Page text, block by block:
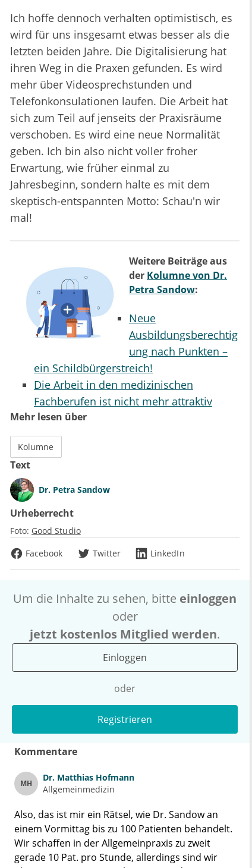
Ich hoffe dennoch verhalten optimistisch, es
wird für uns insgesamt etwas besser als die
letzten beiden Jahre. Die Digitalisierung hat
ihren Weg in die Praxen gefunden. Es wird
mehr über Videosprechstunden und
Telefonkonsulationen laufen. Die Arbeit hat
sich zum Teil auf jenseits der Praxisräume
verschoben. Es wird eine neue Normalität
geben. Ich bin also nicht voller froher
Erwartung, wie früher einmal zu
Jahresbeginn, sondern halte es mit dem
skeptisch-entspannten Motto: Schau'n wir
mal!
Weitere Beiträge aus
der Kolumne von Dr.
Petra Sandow:
Neue
Ausbildungsberechtig
ung nach Punkten –
ein Schildbürgerstreich!
Die Arbeit in den medizinischen
Fachberufen ist nicht mehr attraktiv
Mehr lesen über
Kolumne
Text
Dr. Petra Sandow
Urheberrecht
Foto: Good Studio
Facebook
Twitter LinkedIn
Um die Inhalte zu sehen, bitte einloggen
oder
jetzt kostenlos Mitglied werden.
Einloggen
oder
Registrieren
Kommentare
MH Dr. Matthias Hofmann
Allgemeinmedizin
Also, das ist mir ein Rätsel, wie Dr. Sandow an
einem Vormittag bis zu 100 Patienten behandelt.
Wir schaffen in der Allgemeinpraxis zu zweit
gerade 10 Pat. pro Stunde, allerdings sind wir